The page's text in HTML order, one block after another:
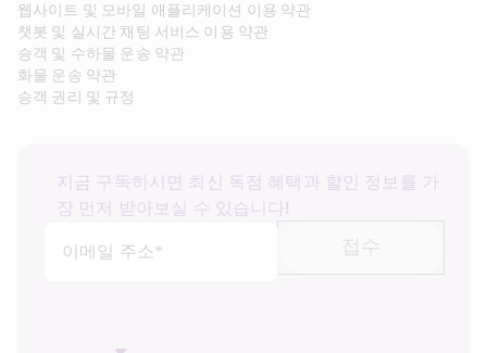
웹사이트 및 모바일 애플리케이션 이용 약관
챗봇 및 실시간 채팅 서비스 이용 약관
승객 및 수하물 운송 약관
화물 운송 약관
승객 권리 및 규정
지금 구독하시면 최신 독점 혜택과 할인 정보를 가
장 먼저 받아보실 수 있습니다!
이메일 주소*
접수